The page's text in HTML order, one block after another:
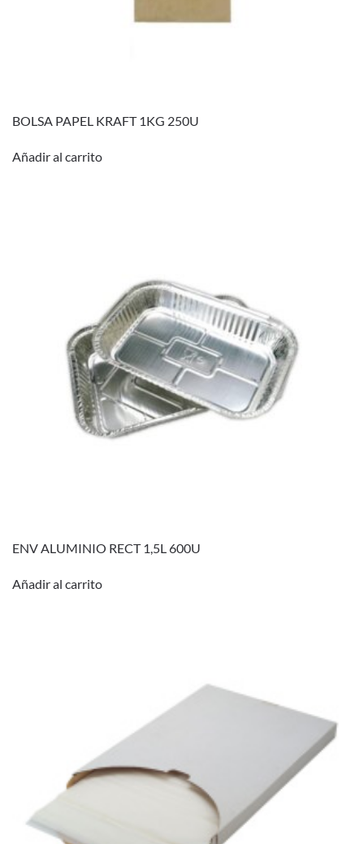
BOLSA PAPEL KRAFT 1KG 250U
Añadir al carrito
ENV ALUMINIO RECT 1,5L 600U
Añadir al carrito